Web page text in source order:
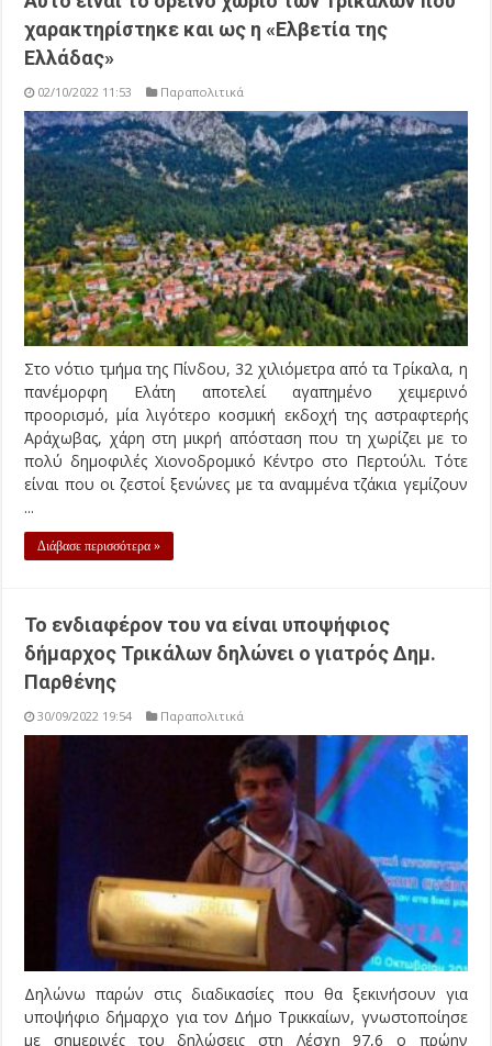
χαρακτηρίστηκε και ως η «Ελβετία της
Ελλάδας»
02/10/2022 11:53 Παραπολιτικά
Στο νότιο τμήμα της Πίνδου, 32 χιλιόμετρα από τα Τρίκαλα, η
πανέμορφη Ελάτη αποτελεί αγαπημένο χειμερινό
προορισμό, μία λιγότερο κοσμική εκδοχή της αστραφτερής
Αράχωβας, χάρη στη μικρή απόσταση που τη χωρίζει με το
πολύ δημοφιλές Χιονοδρομικό Κέντρο στο Περτούλι. Τότε
είναι που οι ζεστοί ξενώνες με τα αναμμένα τζάκια γεμίζουν
...
Διάβασε περισσότερα »
Το ενδιαφέρον του να είναι υποψήφιος
δήμαρχος Τρικάλων δηλώνει ο γιατρός Δημ.
Παρθένης
30/09/2022 19:54 Παραπολιτικά
Δηλώνω παρών στις διαδικασίες που θα ξεκινήσουν για
υποψήφιο δήμαρχο για τον Δήμο Τρικκαίων, γνωστοποίησε
με σημερινές του δηλώσεις στη Λέσχη 97,6 ο πρώην